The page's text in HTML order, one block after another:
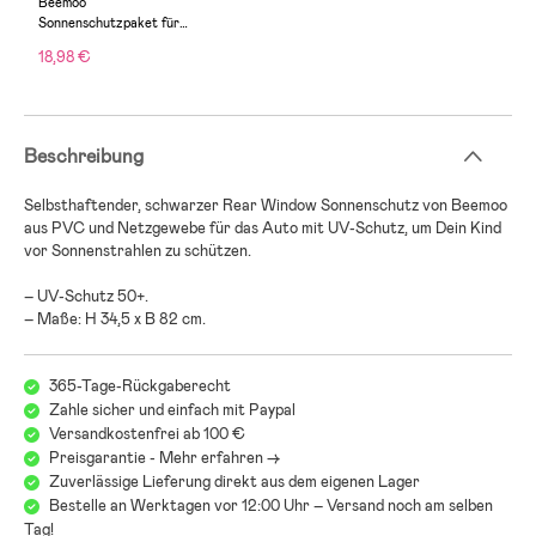
Sonnenschutzpaket für
18,98 €
Beschreibung
Selbsthaftender, schwarzer Rear Window Sonnenschutz von Beemoo
aus PVC und Netzgewebe für das Auto mit UV-Schutz, um Dein Kind
vor Sonnenstrahlen zu schützen.
– UV-Schutz 50+.
– Maße: H 34,5 x B 82 cm.
365-Tage-Rückgaberecht
Zahle sicher und einfach mit Paypal
Versandkostenfrei ab 100 €
Preisgarantie - Mehr erfahren ->
Zuverlässige Lieferung direkt aus dem eigenen Lager
Bestelle an Werktagen vor 12:00 Uhr – Versand noch am selben
Tag!